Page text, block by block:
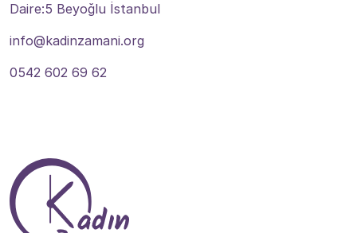
Daire:5 Beyoğlu İstanbul
info@kadinzamani.org
0542 602 69 62